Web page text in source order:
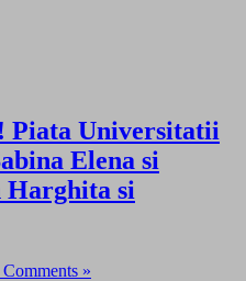
Piata Universitatii
Elena si
si
»